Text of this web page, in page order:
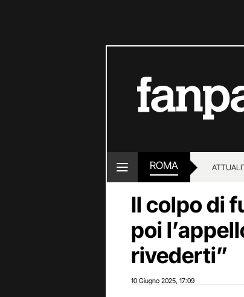
ROMA
Il colpo di
poi
rivederti”
10 Giugno 2025 17:09